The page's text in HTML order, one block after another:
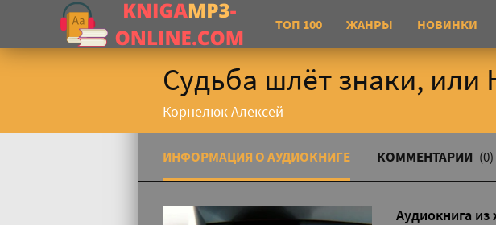
ТОП 100 ЖАНРЫ НОВИНКИ
Судьба шлёт знаки,
Корнелюк Алексей
ИНФОРМАЦИЯ О АУДИОКНИГЕ КОММЕНТАРИИ (0)
Аудиокнига из